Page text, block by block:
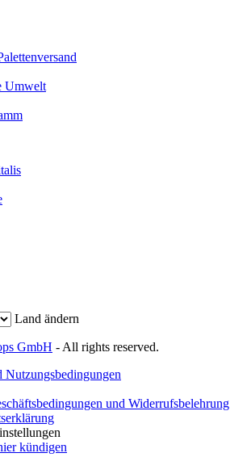
Umwelt
Land ändern
GmbH - All rights reserved.
Nutzungsbedingungen
und Widerrufsbelehrung
kündigen